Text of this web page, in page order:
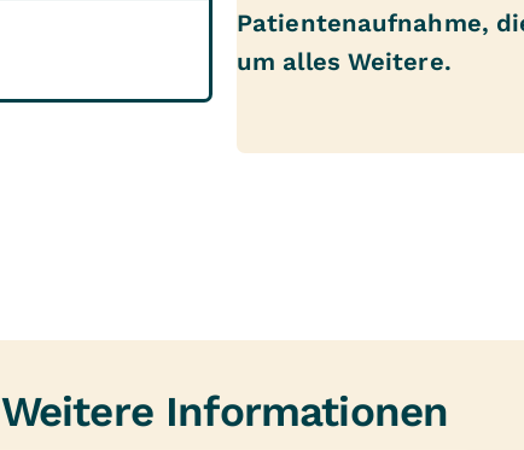
Patientenaufnahme,
um alles Weitere.
Weitere Informationen